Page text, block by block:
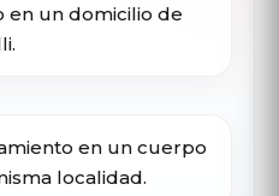
en un domicilio de
en un cuerpo
localidad.